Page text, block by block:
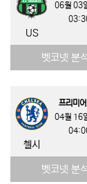
US
06월 03
벳코넷 분
첼시
프리미
04월 16
벳코넷 분